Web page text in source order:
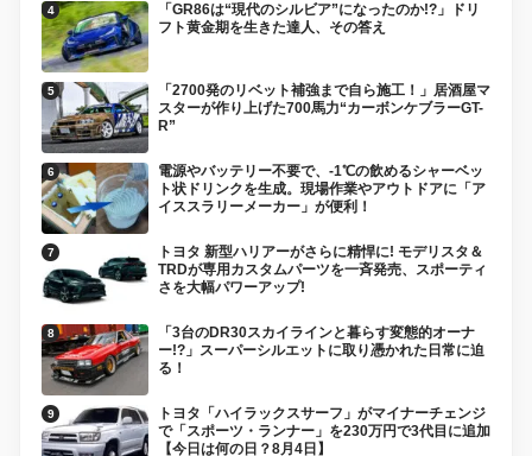
「GR86は“現代のシルビア”になったのか!?」ドリ
フト黄金期を生きた達人、その答え
「2700発のリベット補強まで自ら施工！」居酒屋マ
スターが作り上げた700馬力“カーボンケブラーGT-
R”
電源やバッテリー不要で、-1℃の飲めるシャーベッ
ト状ドリンクを生成。現場作業やアウトドアに「ア
イススラリーメーカー」が便利！
トヨタ 新型ハリアーがさらに精悍に! モデリスタ＆
TRDが専用カスタムパーツを一斉発売、スポーティ
さを大幅パワーアップ!
「3台のDR30スカイラインと暮らす変態的オーナ
ー!?」スーパーシルエットに取り憑かれた日常に迫
る！
トヨタ「ハイラックスサーフ」がマイナーチェンジ
で「スポーツ・ランナー」を230万円で3代目に追加
【今日は何の日？8月4日】